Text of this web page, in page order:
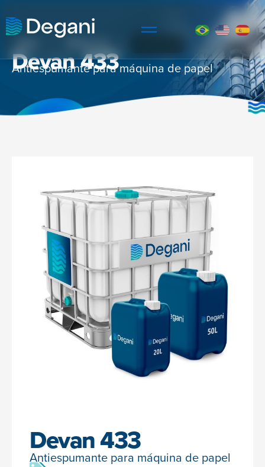
Devan 433
Antiespumante para máquina de papel
Devan 433
Antiespumante para máquina de papel